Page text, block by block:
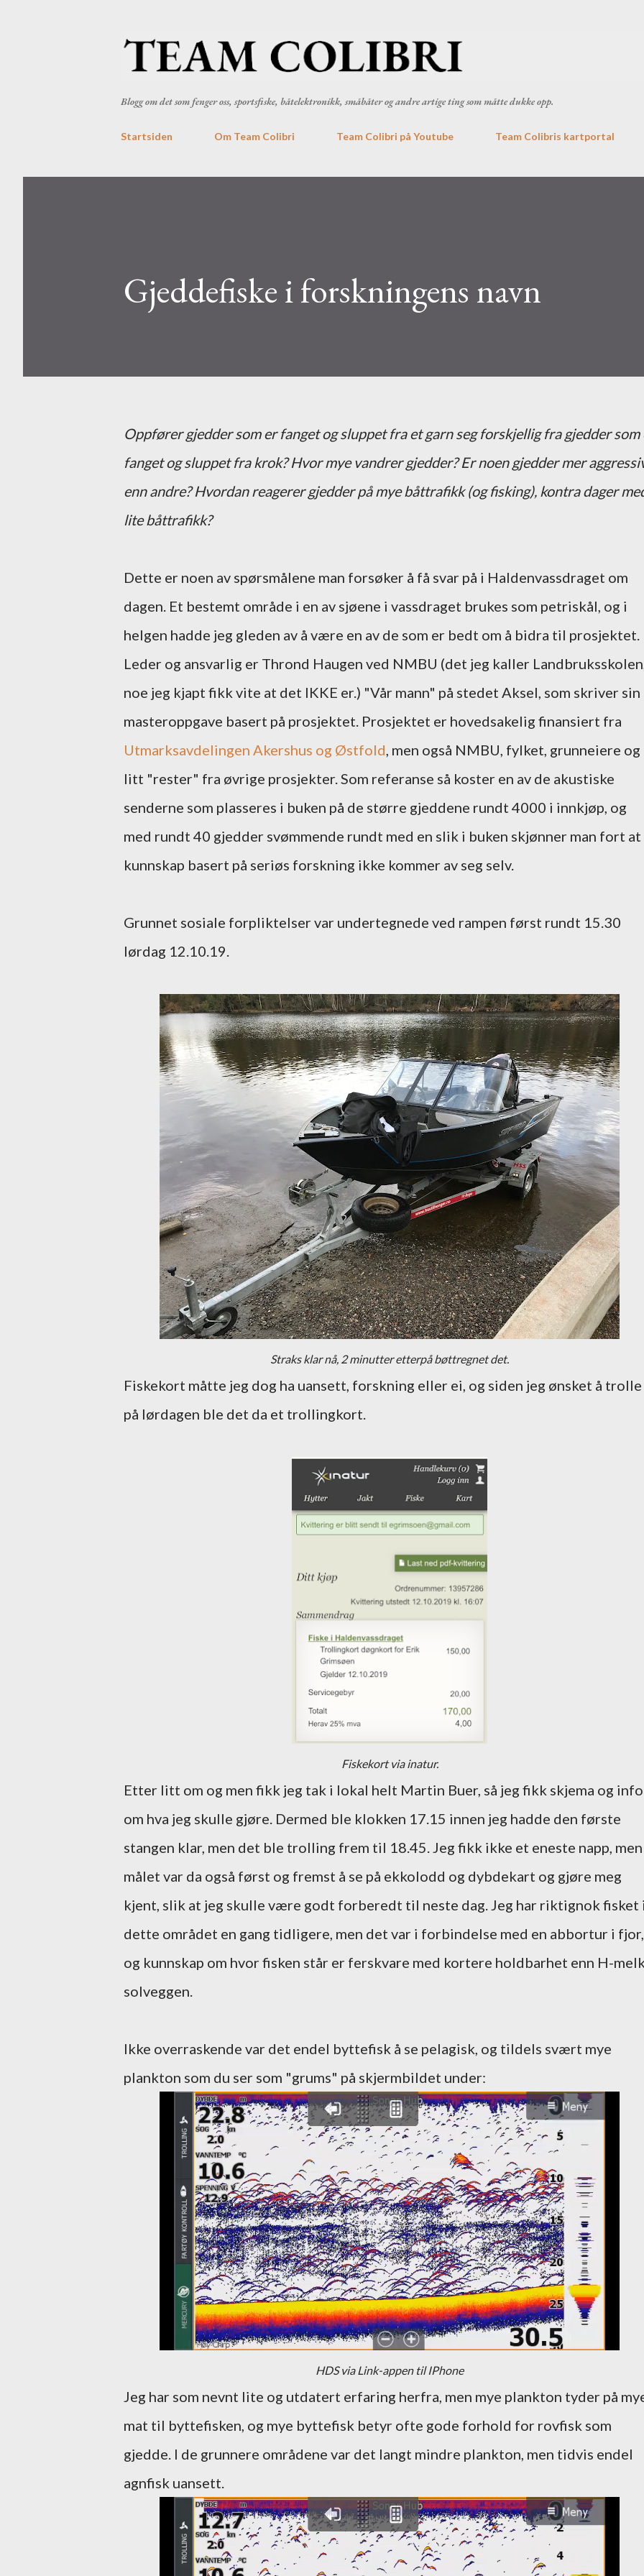
Blogg om det som fenger oss, sportsfiske, båtelektronikk, småbåter og andre artige ting som måtte dukke opp.
Startsiden Om Team Colibri Team Colibri på Youtube Team Colibris kartportal
Gjeddefiske i forskningens navn
Oppfører gjedder som er fanget og sluppet fra et garn seg forskjellig fra gjedder som
fanget og sluppet fra krok? Hvor mye vandrer gjedder? Er noen gjedder mer
enn andre? Hvordan reagerer gjedder på mye båttrafikk (og fisking), kontra dager
lite båttrafikk?
Dette er noen av spørsmålene man forsøker å få svar på i Haldenvassdraget om
dagen. Et bestemt område i en av sjøene i vassdraget brukes som petriskål, og i
helgen hadde jeg gleden av å være en av de som er bedt om å bidra til prosjektet.
Leder og ansvarlig er Thrond Haugen ved NMBU (det jeg kaller
noe jeg kjapt fikk vite at det IKKE er.) "Vår mann" på stedet Aksel, som skriver sin
masteroppgave basert på prosjektet. Prosjektet er hovedsakelig finansiert fra
Utmarksavdelingen Akershus og Østfold, men også NMBU, fylket, grunneiere og
litt "rester" fra øvrige prosjekter. Som referanse så koster en av de akustiske
senderne som plasseres i buken på de større gjeddene rundt 4000 i innkjøp, og
med rundt 40 gjedder svømmende rundt med en slik i buken skjønner man fort at
kunnskap basert på seriøs forskning ikke kommer av seg selv.
Grunnet sosiale forpliktelser var undertegnede ved rampen først rundt 15.30
lørdag 12.10.19.
Straks klar nå, 2 minutter etterpå bøttregnet det.
Fiskekort måtte jeg dog ha uansett, forskning eller ei, og siden jeg ønsket å trolle
på lørdagen ble det da et trollingkort.
Fiskekort via inatur.
Etter litt om og men fikk jeg tak i lokal helt Martin Buer, så jeg fikk skjema og info
om hva jeg skulle gjøre. Dermed ble klokken 17.15 innen jeg hadde den første
stangen klar, men det ble trolling frem til 18.45. Jeg fikk ikke et eneste napp, men
målet var da også først og fremst å se på ekkolodd og dybdekart og gjøre meg
kjent, slik at jeg skulle være godt forberedt til neste dag. Jeg har riktignok fisket
dette området en gang tidligere, men det var i forbindelse med en abbortur i fjor,
og kunnskap om hvor fisken står er ferskvare med kortere holdbarhet enn H-
solveggen.
Ikke overraskende var det endel byttefisk å se pelagisk, og tildels svært mye
plankton som du ser som "grums" på skjermbildet under:
HDS via Link-appen til IPhone
Jeg har som nevnt lite og utdatert erfaring herfra, men mye plankton tyder på
mat til byttefisken, og mye byttefisk betyr ofte gode forhold for rovfisk som
gjedde. I de grunnere områdene var det langt mindre plankton, men tidvis endel
agnfisk uansett.